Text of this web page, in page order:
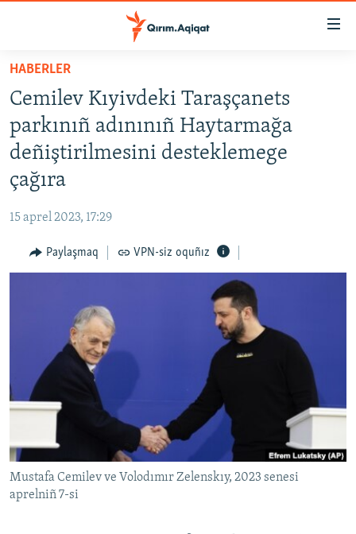
Esas
qaytmaq
Baş
navigatsiyağa
qaytmaq
Qıdıruvğa
HABERLER
SİYASET
İQTİSADİYAT
CEMİYET
İNSAN AQLARI
VİDEO
Русский
Українською
QOŞULIÑIZ!
HABERLER
Cemilev Kıyivdeki Taraşçanets
parkınıñ adınınıñ Haytarmağa
deñiştirilmesini desteklemege
çağıra
15 aprel 2023, 17:29
Paylaşmaq VPN-siz oquñız
Mustafa Cemilev ve Volodımır Zelenskıy, 2023 senesi
aprelniñ 7-si